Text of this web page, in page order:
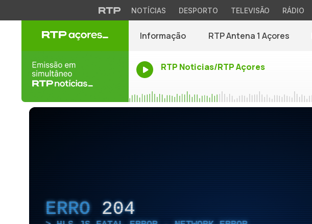
NOTÍCIAS DESPORTO TELEVISÃO RÁDIO
Informação RTP Antena 1 Açores
RTP Noticias/RTP Açores
ERRO 204